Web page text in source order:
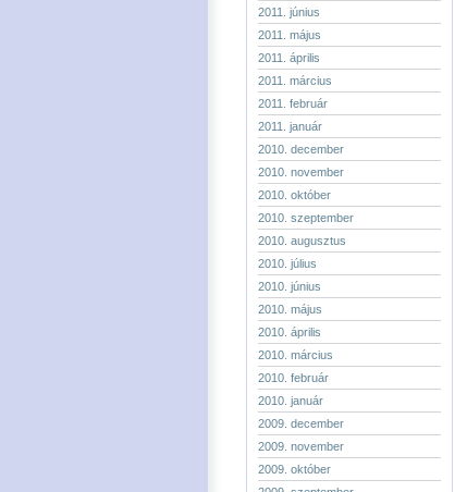
2011. június
2011. május
2011. április
2011. március
2011. február
2011. január
2010. december
2010. november
2010. október
2010. szeptember
2010. augusztus
2010. július
2010. június
2010. május
2010. április
2010. március
2010. február
2010. január
2009. december
2009. november
2009. október